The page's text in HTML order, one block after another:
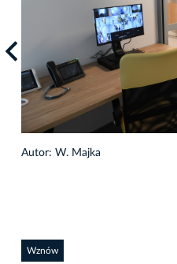
Autor: W. Majka
Wznów